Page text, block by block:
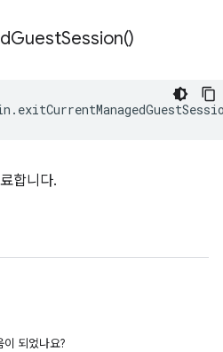
GuestSession()
.
합니다.
이 되었나요?